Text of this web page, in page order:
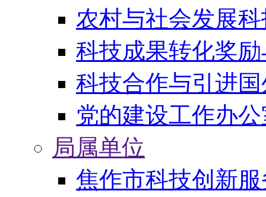
农村与社会发展
科技成果转化奖
科技合作与引进
党的建设工作办
局属单位
焦作市科技创新